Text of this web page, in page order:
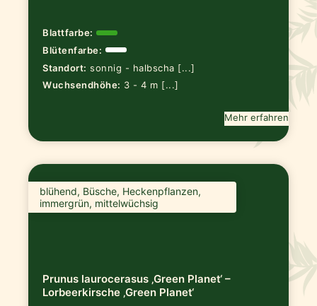
Blattfarbe:
Blütenfarbe:
Standort: sonnig - halbscha [...]
Wuchsendhöhe: 3 - 4 m [...]
Mehr erfahren
blühend, Büsche, Heckenpflanzen,
immergrün, mittelwüchsig
Prunus laurocerasus ‚Green Planet‘ –
Lorbeerkirsche ‚Green Planet‘